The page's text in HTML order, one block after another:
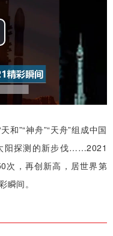
和”“神舟”“天舟”组成中国
阳探测的新步伐……2021
次，再创新高，居世界第
瞬间。